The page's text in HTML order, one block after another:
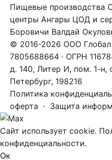
Пищевые производства
центры Ангары ЦОД и
Боровичи Валдай
© 2016-2026 ООО
7805688664 · ОГРН
д. 140, Литер И, пом. 1-н,
Петербург, 198216
Политика
оферта · Защита
Сайт использует cookie.
конфиденциальности.
Ок